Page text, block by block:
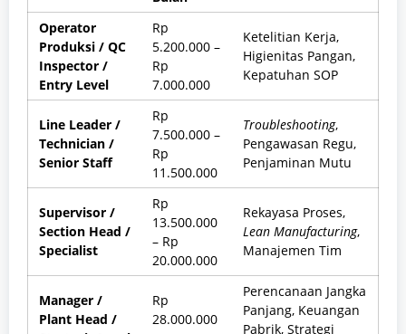
Operator
Produksi / QC
Inspector /
Entry Level
Rp
5.200.000 –
Rp
7.000.000
Ketelitian Kerja,
Higienitas Pangan,
Kepatuhan SOP
Line Leader /
Technician /
Senior Staff
Rp
7.500.000 –
Rp
11.500.000
Troubleshooting,
Pengawasan Regu,
Penjaminan Mutu
Supervisor /
Section Head /
Specialist
Rp
13.500.000
– Rp
20.000.000
Rekayasa Proses,
Lean Manufacturing,
Manajemen Tim
Manager /
Plant Head /
Rp
28.000.000
Perencanaan Jangka
Panjang, Keuangan
Pabrik, Strategi